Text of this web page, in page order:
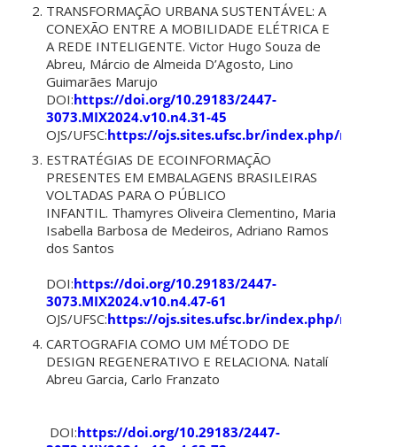
TRANSFORMAÇÃO URBANA SUSTENTÁVEL: A
CONEXÃO ENTRE A MOBILIDADE ELÉTRICA E
A REDE INTELIGENTE. Victor Hugo Souza de
Abreu, Márcio de Almeida D’Agosto, Lino
Guimarães Marujo
DOI:https://doi.org/10.29183/2447-
3073.MIX2024.v10.n4.31-45
OJS/UFSC:https://ojs.sites.ufsc.br/index.php/
ESTRATÉGIAS DE ECOINFORMAÇÃO
PRESENTES EM EMBALAGENS BRASILEIRAS
VOLTADAS PARA O PÚBLICO
INFANTIL. Thamyres Oliveira Clementino, Maria
Isabella Barbosa de Medeiros, Adriano Ramos
dos Santos
DOI:https://doi.org/10.29183/2447-
3073.MIX2024.v10.n4.47-61
OJS/UFSC:https://ojs.sites.ufsc.br/index.php/
CARTOGRAFIA COMO UM MÉTODO DE
DESIGN REGENERATIVO E RELACIONA. Natalí
Abreu Garcia,Carlo Franzato
DOI:https://doi.org/10.29183/2447-